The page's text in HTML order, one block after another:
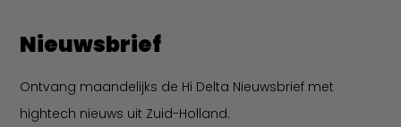
Nieuwsbrief
Ontvang maandelijks de Hi Delta Nieuwsbrief met
hightech nieuws uit Zuid-Holland.